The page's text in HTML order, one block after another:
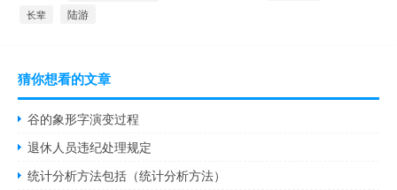
长辈 陆游
猜你想看的文章
谷的象形字演变过程
退休人员违纪处理规定
统计分析方法包括（统计分析方法）